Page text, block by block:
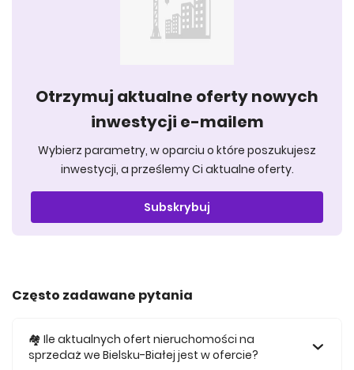
Otrzymuj aktualne oferty nowych
inwestycji e-mailem
Wybierz parametry, w oparciu o które poszukujesz
inwestycji, a prześlemy Ci aktualne oferty.
Subskrybuj
Często zadawane pytania
🏘️ Ile aktualnych ofert nieruchomości na
sprzedaż we Bielsku-Białej jest w ofercie?